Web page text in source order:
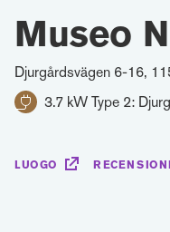
Museo
Djurgårdsvägen 6-16,
3.7 kW Type 2:
LUOGO RECENSIONI